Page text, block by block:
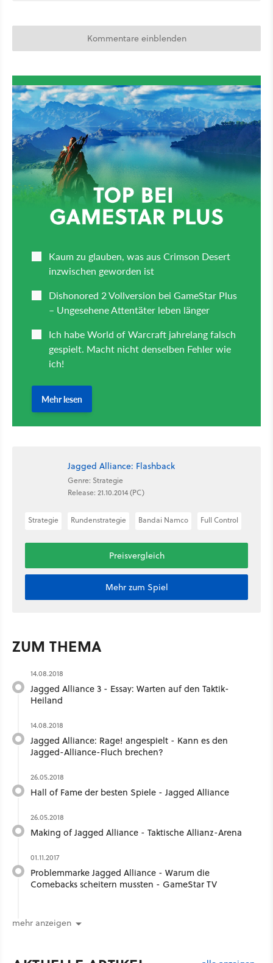
Kommentare einblenden
Jagged Alliance: Flashback
Genre: Strategie
Release: 21.10.2014 (PC)
Strategie Rundenstrategie Bandai Namco Full Control
Preisvergleich
Mehr zum Spiel
ZUM THEMA
14.08.2018
Jagged Alliance 3 - Essay: Warten auf den Taktik-
Heiland
14.08.2018
Jagged Alliance: Rage! angespielt - Kann es den
Jagged-Alliance-Fluch brechen?
26.05.2018
Hall of Fame der besten Spiele - Jagged Alliance
26.05.2018
Making of Jagged Alliance - Taktische Allianz-Arena
01.11.2017
Problemmarke Jagged Alliance - Warum die
Comebacks scheitern mussten - GameStar TV
mehr anzeigen